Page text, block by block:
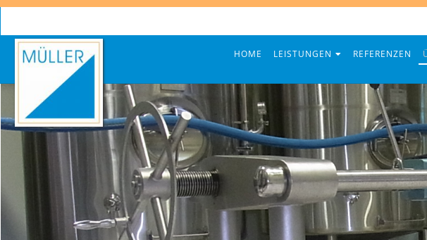
HOME LEISTUNGEN REFERENZEN